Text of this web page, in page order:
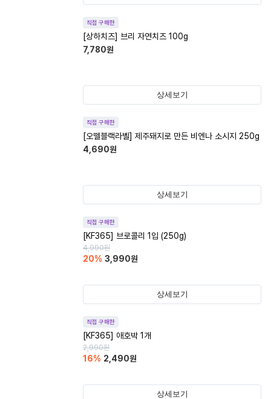
직접 구매한
[상하치즈] 브리 자연치즈 100g
7,780원
상세보기
직접 구매한
[오뗄블랙라벨] 제주돼지로 만든 비엔나 소시지 250g
4,690원
상세보기
직접 구매한
[KF365] 브로콜리 1입 (250g)
4,990원
20% 3,990원
상세보기
직접 구매한
[KF365] 애호박 1개
2,990원
16% 2,490원
상세보기